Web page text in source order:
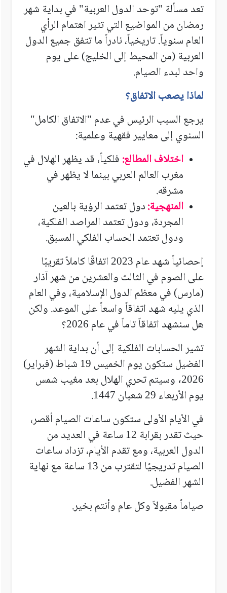
تعد مسألة "توحد الدول العربية" في بداية شهر
رمضان من المواضيع التي تثير اهتمام الرأي
العام سنوياً. تاريخياً، نادراً ما تتفق جميع الدول
العربية (من المحيط إلى الخليج) على يوم
واحد لبدء الصيام.
لماذا يصعب الاتفاق؟
يرجع السبب الرئيس في عدم "الاتفاق الكامل"
السنوي إلى معايير فقهية وعلمية:
اختلاف المطالع:فلكياً، قد يظهر الهلال في
مغرب العالم العربي بينما لا يظهر في
مشرقه.
المنهجية:دول تعتمد الرؤية بالعين
المجردة، ودول تعتمد المراصد الفلكية،
ودول تعتمد الحساب الفلكي المسبق.
إحصائياً شهد عام 2023 اتفاقًا كاملاً تقريبًا
على الصوم في الثالث والعشرين من شهر آذار
(مارس) في معظم الدول الإسلامية، وفي العام
الذي يليه شهد اتفاقاً واسعاً على الموعد. ولكن
هل سنشهد اتفاقاً تاماً في عام 2026؟
تشير الحسابات الفلكية إلى أن بداية الشهر
الفضيل ستكون يوم الخميس 19 شباط (فبراير)
2026، وسيتم تحري الهلال بعد مغيب شمس
يوم الأربعاء 29 شعبان 1447
.
في الأيام الأولى ستكون ساعات الصيام أقصر،
حيث تقدر بقرابة 12 ساعة في العديد من
الدول العربية، ومع تقدم الأيام، تزداد ساعات
الصيام تدريجيًا لتقترب من 13 ساعة مع نهاية
الشهر الفضيل.
صياماً مقبولاً وكل عام وأنتم بخير.